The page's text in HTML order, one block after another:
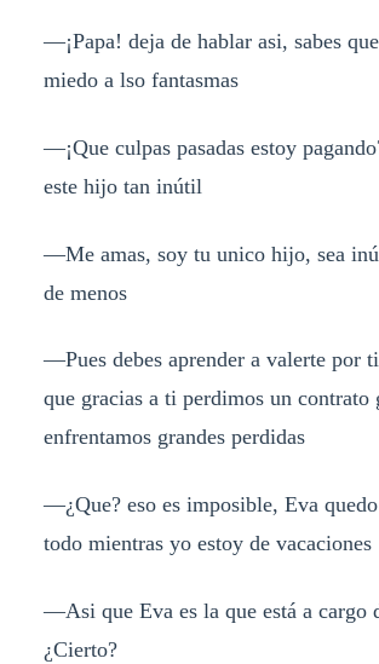
—¡Papa! deja de hablar asi, sabes
miedo a lso fantasmas
—¡Que culpas pasadas estoy
este hijo tan inútil
—Me amas, soy tu unico hijo, sea
de menos
—Pues debes aprender a valerte por
que gracias a ti perdimos un contrato
enfrentamos grandes perdidas
—¿Que? eso es imposible, Eva
todo mientras yo estoy de vacaciones
—Asi que Eva es la que está a cargo
¿Cierto?